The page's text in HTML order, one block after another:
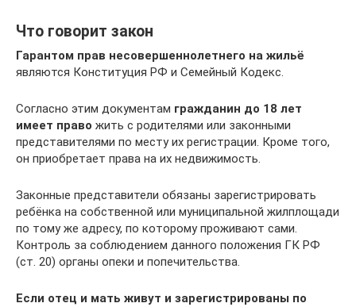
Что говорит закон
Гарантом прав несовершеннолетнего на жильё
являются Конституция РФ и Семейный Кодекс.
Согласно этим документам гражданин до 18 лет
имеет право жить с родителями или законными
представителями по месту их регистрации. Кроме того,
он приобретает права на их недвижимость.
Законные представители обязаны зарегистрировать
ребёнка на собственной или муниципальной жилплощади
по тому же адресу, по которому проживают сами.
Контроль за соблюдением данного положения ГК РФ
(ст. 20) органы опеки и попечительства.
Если отец и мать живут и зарегистрированы по